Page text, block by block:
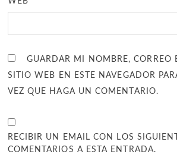
GUARDAR MI NOMBRE, CORREO
SITIO WEB EN ESTE NAVEGADOR
VEZ QUE HAGA UN COMENTARIO.
RECIBIR UN EMAIL CON LOS
COMENTARIOS A ESTA ENTRADA.